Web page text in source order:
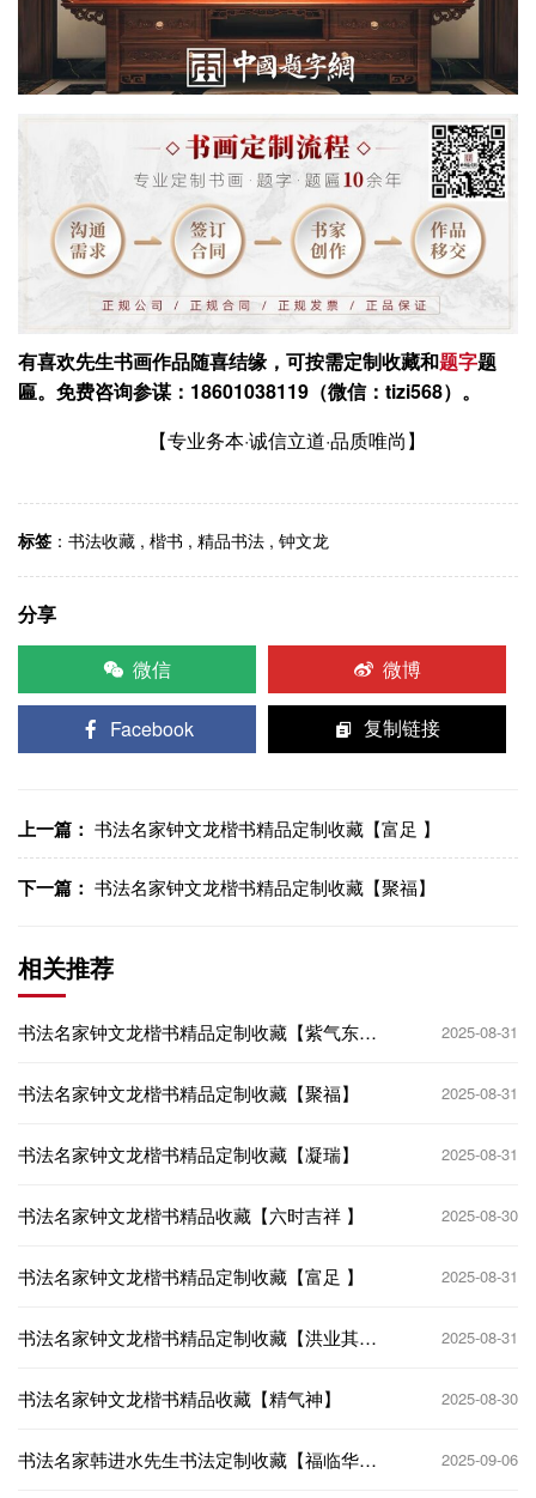
有喜欢先生书画作品随喜结缘，可按需定制收藏和题字题
匾。 免费咨询参谋：18601038119（微信：tizi568）。
【专业务本·诚信立道·品质唯尚】
标签 ： 书法收藏 , 楷书 , 精品书法 , 钟文龙
分享
微信
微博
Facebook 复制链接
上一篇： 书法名家钟文龙楷书精品定制收藏【富足 】
下一篇： 书法名家钟文龙楷书精品定制收藏【聚福】
相关推荐
书法名家钟文龙楷书精品定制收藏【紫气东
2025-08-31
书法名家钟文龙楷书精品定制收藏【聚福】 2025-08-31
书法名家钟文龙楷书精品定制收藏【凝瑞】 2025-08-31
书法名家钟文龙楷书精品收藏【六时吉祥 】 2025-08-30
书法名家钟文龙楷书精品定制收藏【富足 】 2025-08-31
书法名家钟文龙楷书精品定制收藏【洪业其
2025-08-31
书法名家钟文龙楷书精品收藏【精气神】 2025-08-30
书法名家韩进水先生书法定制收藏【福临华
2025-09-06